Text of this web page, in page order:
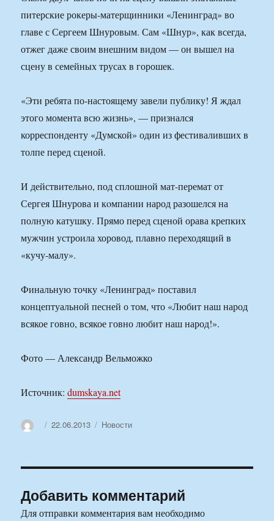
питерские рокеры-матерщинники «Ленинград» во
главе с Сергеем Шнуровым. Сам «Шнур», как всегда,
отжег даже своим внешним видом — он вышел на
сцену в семейных трусах в горошек.
«Эти ребята по-настоящему завели публику! Я ждал
этого момента всю жизнь», — признался
корреспонденту «Думской» один из фестиваливших в
толпе перед сценой.
И действительно, под сплошной мат-перемат от
Сергея Шнурова и кoмпании народ разошелся на
полную катушку. Прямо перед сценой орава крепких
мужчин устроила хоровод, плавно переходящий в
«кучу-малу».
Финальную точку «Ленинград» поставил
концептуальной песней о том, что «Любит наш народ
всякое говно, всякое говно любит наш народ!».
Фото — Александр Вельможко
Источник:dumskaya.net
АвторОпубликовано
22.06.2013 Рубрики
Новости
Добавить комментарий
Для отправки комментария вам необходимо